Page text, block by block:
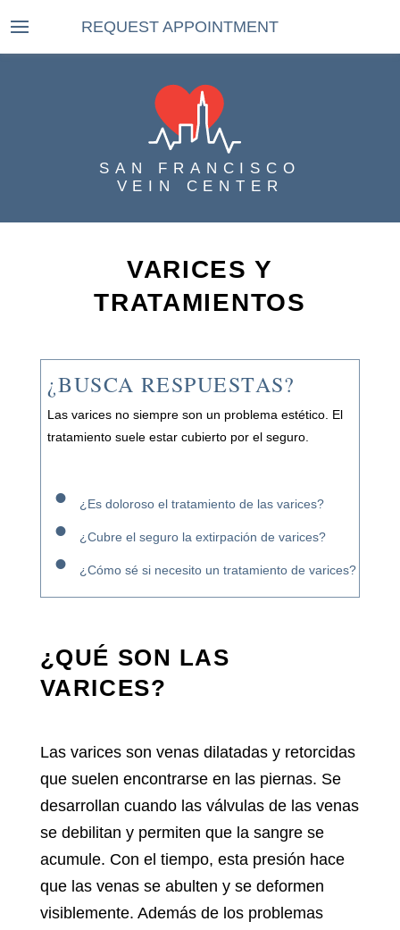
SAN FRANCISCO
VEIN CENTER
REQUEST APPOINTMENT
VARICES Y
TRATAMIENTOS
¿BUSCA RESPUESTAS?
Las varices no siempre son un problema estético. El
tratamiento suele estar cubierto por el seguro.
¿Es doloroso el tratamiento de las varices?
¿Cubre el seguro la extirpación de varices?
¿Cómo sé si necesito un tratamiento de varices?
¿QUÉ SON LAS
VARICES?
Las varices son venas dilatadas y retorcidas
que suelen encontrarse en las piernas. Se
desarrollan cuando las válvulas de las venas
se debilitan y permiten que la sangre se
acumule. Con el tiempo, esta presión hace
que las venas se abulten y se deformen
visiblemente. Además de los problemas